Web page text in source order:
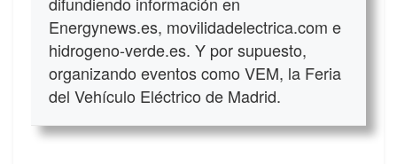
Energynews.es, movilidadelectrica.com e
hidrogeno-verde.es. Y por supuesto,
organizando eventos como VEM, la Feria
del Vehículo Eléctrico de Madrid.